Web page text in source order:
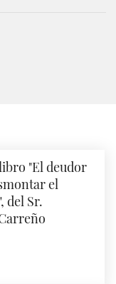
"El deudor
el
del Sr.